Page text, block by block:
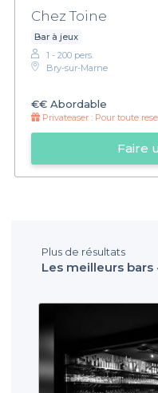
Chez Toine
Bar à jeux
1 - 200 pers.
Bry-sur-Marne
€€ Abordable
Privateaser : Pour toute
Faire
Plus de résultats
Les meilleurs bars